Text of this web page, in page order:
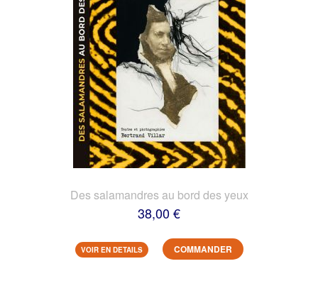
Des salamandres au bord des yeux
38,00 €
VOIR EN DETAILS COMMANDER